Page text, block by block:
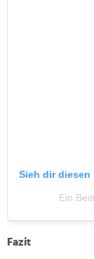
Sieh dir diesen
Ein
Fazit